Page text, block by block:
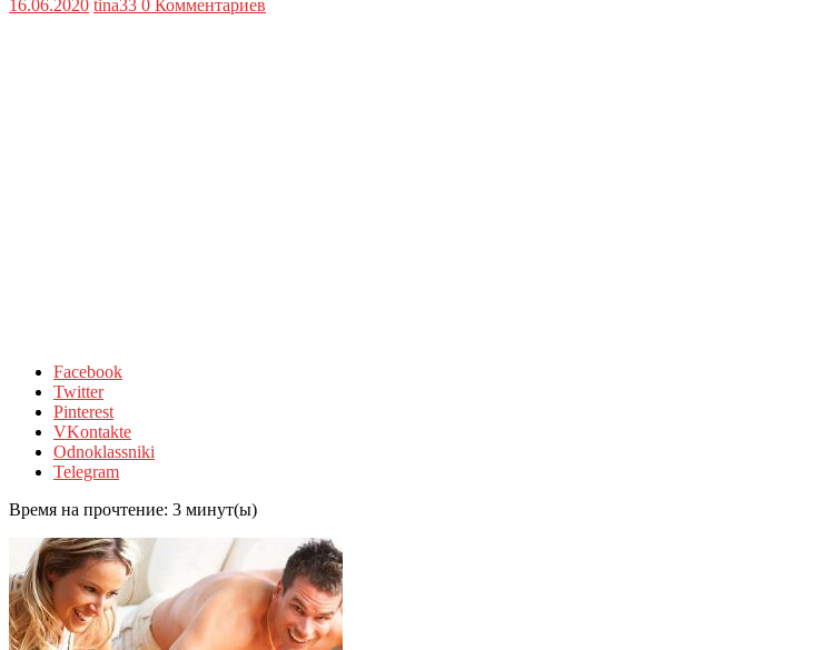
16.06.2020 tina33 0 Комментариев
Facebook
Twitter
Pinterest
VKontakte
Odnoklassniki
Telegram
Время на прочтение: 3 минут(ы)